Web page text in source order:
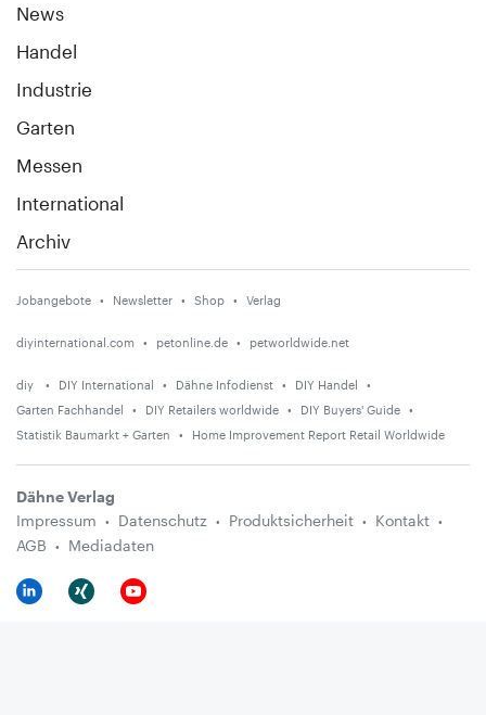
News
Handel
Industrie
Garten
Messen
International
Archiv
Jobangebote Newsletter Shop Verlag
diyinternational.com petonline.de petworldwide.net
diy DIY International Dähne Infodienst
DIY Handel
Garten Fachhandel
DIY Retailers worldwide
DIY Buyers' Guide
Statistik Baumarkt + Garten
Home Improvement Report Retail Worldwide
Dähne Verlag
Impressum
Datenschutz Produktsicherheit
Kontakt
AGB
Mediadaten